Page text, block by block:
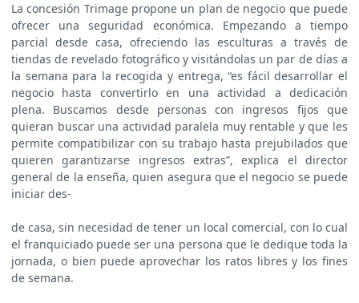
La concesión Trimage propone un plan de negocio que puede
ofrecer una seguridad económica. Empezando a tiempo
parcial desde casa, ofreciendo las esculturas a través de
tiendas de revelado fotográfico y visitándolas un par de días a
la semana para la recogida y entrega, “es fácil desarrollar el
negocio hasta convertirlo en una actividad a dedicación
plena. Buscamos desde personas con ingresos fijos que
quieran buscar una actividad paralela muy rentable y que les
permite compatibilizar con su trabajo hasta prejubilados que
quieren garantizarse ingresos extras”, explica el director
general de la enseña, quien asegura que el negocio se puede
iniciar des-
de casa, sin necesidad de tener un local comercial, con lo cual
el franquiciado puede ser una persona que le dedique toda la
jornada, o bien puede aprovechar los ratos libres y los fines
de semana.